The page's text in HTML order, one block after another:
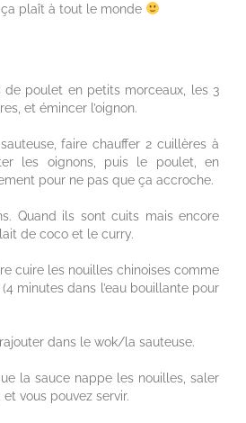
plaît à tout le monde
de poulet en petits morceaux, les 3
et émincer l’oignon.
faire chauffer 2 cuillères à
les oignons, puis le poulet, en
pour ne pas que ça accroche.
Quand ils sont cuits mais encore
de coco et le curry.
cuire les nouilles chinoises comme
minutes dans l’eau bouillante pour
dans le wok/la sauteuse.
la sauce nappe les nouilles, saler
vous pouvez servir.